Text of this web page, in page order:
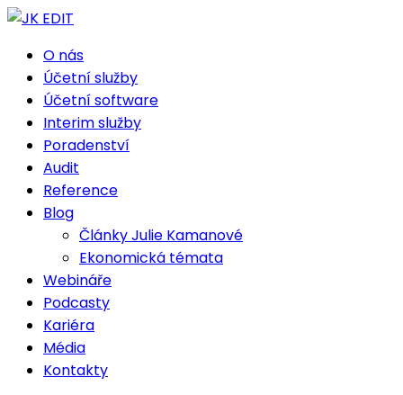
O nás
Účetní služby
Účetní software
Interim služby
Poradenství
Audit
Reference
Blog
Články Julie Kamanové
Ekonomická témata
Webináře
Podcasty
Kariéra
Média
Kontakty